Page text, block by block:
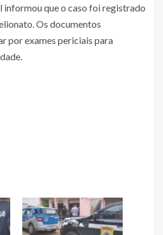
informou que o caso foi registrado
Os documentos
por exames periciais para